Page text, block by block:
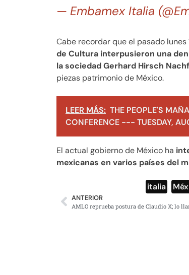
— Embamex Italia
Cabe recordar que el pasado lunes
de Cultura interpusieron una
la sociedad Gerhard Hirsch
piezas patrimonio de México.
LEER MÁS: THE PEOPLE'S
CONFERENCE --- TUESDAY,
El actual gobierno de México ha
mexicanas en varios países del
italia
ANTERIOR